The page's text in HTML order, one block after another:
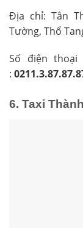
Địa chỉ: Tân
Tường, Thổ
Số điện
:
6. Taxi